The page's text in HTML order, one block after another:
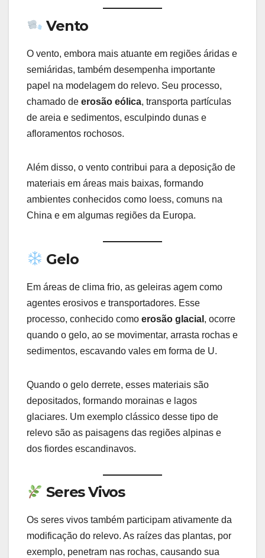
Vento
O vento, embora mais atuante em regiões áridas e
semiáridas, também desempenha importante
papel na modelagem do relevo. Seu processo,
chamado de erosão eólica, transporta partículas
de areia e sedimentos, esculpindo dunas e
afloramentos rochosos.
Além disso, o vento contribui para a deposição de
materiais em áreas mais baixas, formando
ambientes conhecidos como loess, comuns na
China e em algumas regiões da Europa.
Gelo
Em áreas de clima frio, as geleiras agem como
agentes erosivos e transportadores. Esse
processo, conhecido como erosão glacial , ocorre
quando o gelo, ao se movimentar, arrasta rochas e
sedimentos, escavando vales em forma de U.
Quando o gelo derrete, esses materiais são
depositados, formando morainas e lagos
glaciares. Um exemplo clássico desse tipo de
relevo são as paisagens das regiões alpinas e
dos fiordes escandinavos.
Seres Vivos
Os seres vivos também participam ativamente da
modificação do relevo. As raízes das plantas, por
exemplo, penetram nas rochas, causando sua